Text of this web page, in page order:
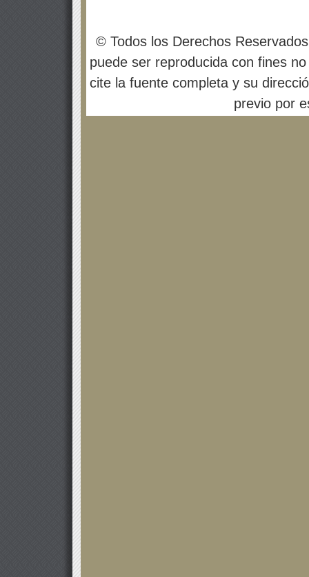
© Todos los Derechos
puede ser reproducida con fines
cite la fuente completa y su
previo por